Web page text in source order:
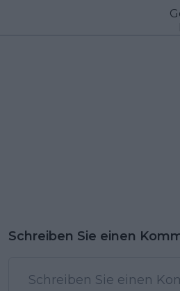
Schreiben Sie einen